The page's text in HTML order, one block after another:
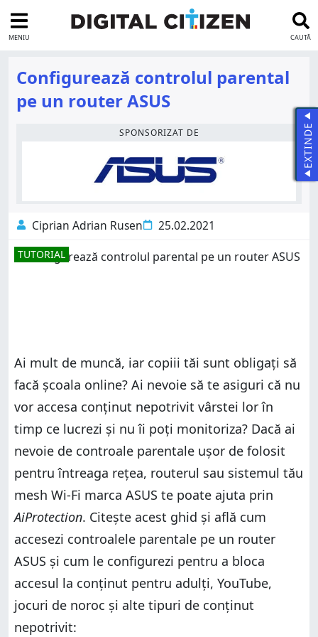
MENIU CAUTĂ
Configurează controlul parental
pe un router ASUS
SPONSORIZAT DE
Ciprian Adrian Rusen 25.02.2021
TUTORIAL
Ai mult de muncă, iar copiii tăi sunt obligați să
facă școala online? Ai nevoie să te asiguri că nu
vor accesa conținut nepotrivit vârstei lor în
timp ce lucrezi și nu îi poți monitoriza? Dacă ai
nevoie de controale parentale ușor de folosit
pentru întreaga rețea, routerul sau sistemul tău
mesh Wi-Fi marca ASUS te poate ajuta prin
AiProtection. Citește acest ghid și află cum
accesezi controalele parentale pe un router
ASUS și cum le configurezi pentru a bloca
accesul la conținut pentru adulți, YouTube,
jocuri de noroc și alte tipuri de conținut
nepotrivit:
EXTINDE